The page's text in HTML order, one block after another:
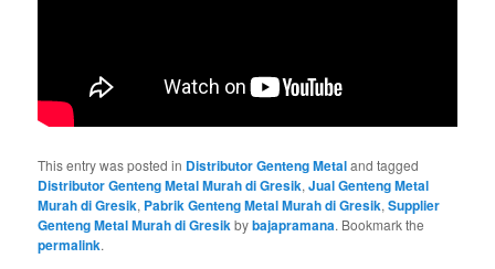
This entry was posted in Distributor Genteng Metaland tagged
Distributor Genteng Metal Murah di Gresik,Jual Genteng Metal
Murah di Gresik, Pabrik Genteng Metal Murah di Gresik,Supplier
Genteng Metal Murah di Gresikbybajapramana. Bookmark the
permalink.